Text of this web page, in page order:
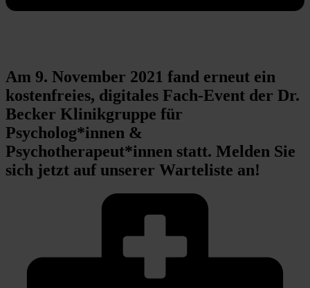
Am 9. November 2021 fand erneut ein
kostenfreies, digitales Fach-Event der Dr.
Becker Klinikgruppe für
Psycholog*innen &
Psychotherapeut*innen statt. Melden Sie
sich jetzt auf unserer Warteliste an!